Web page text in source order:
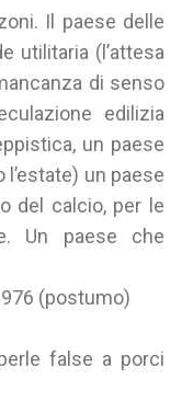
Il paese delle
utilitaria (l’attesa
di senso
edilizia
un paese
un paese
del calcio, per le
Un paese che
(postumo)
false a porci